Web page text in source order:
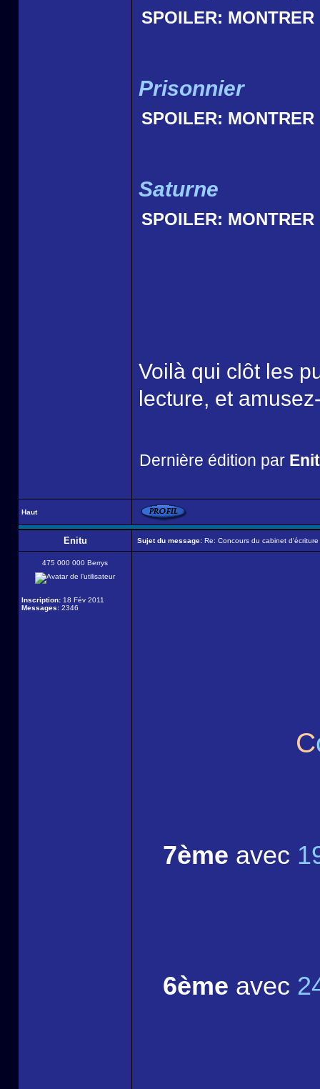
SPOILER: MONTRER
Prisonnier
SPOILER: MONTRER
Saturne
SPOILER: MONTRER
Voilà qui clôt les
lecture, et
Dernière édition par
Haut
Enitu Sujet du message: Re: Concours du cabinet
475 000 000 Berrys
Inscription: 18 Fév 2011
Messages: 2346
C
7ème avec
6ème avec